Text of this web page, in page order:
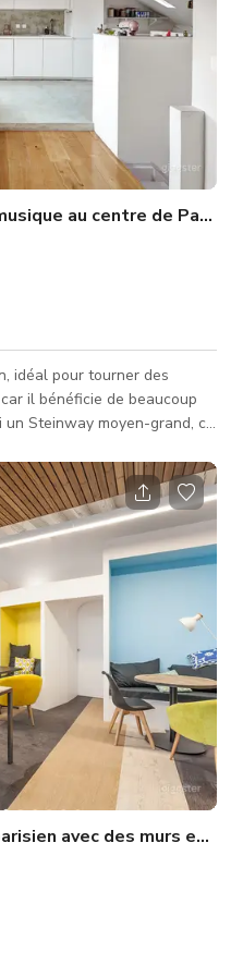
Duplex design/studio de musique au centre de Paris
idéal pour tourner des
il bénéficie de beaucoup
Steinway moyen-grand, ce
Un espace de coworking parisien avec des murs en pierre